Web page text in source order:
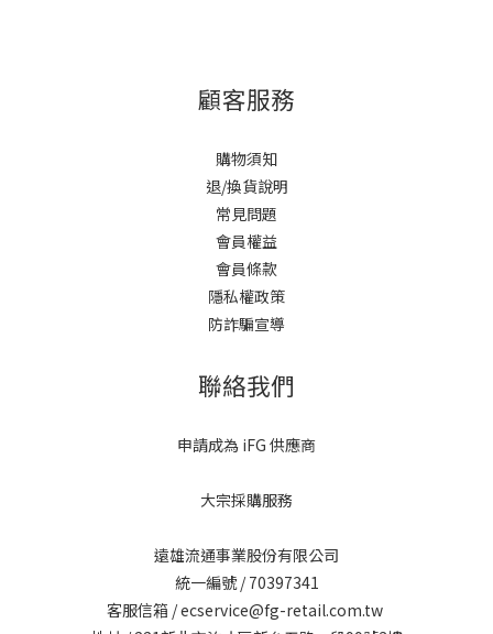
顧客服務
購物須知
退/換貨說明
常見問題
會員權益
會員條款
隱私權政策
防詐騙宣導
聯絡我們
申請成為 iFG 供應商
大宗採購服務
遠雄流通事業股份有限公司
統一編號 / 70397341
客服信箱 / ecservice@fg-retail.com.tw